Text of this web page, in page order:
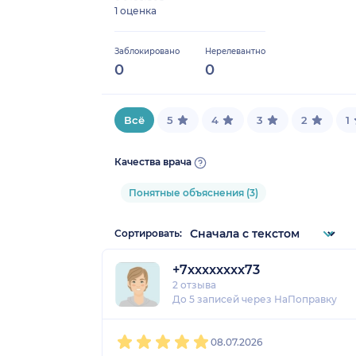
1 оценка
Заблокировано
0
Нерелевантно
0
Всё 5 4 3 2 1
Качества врача
Понятные объяснения (3)
Сортировать:
+7xxxxxxxx73
2 отзыва
До 5 записей через НаПоправку
08.07.2026